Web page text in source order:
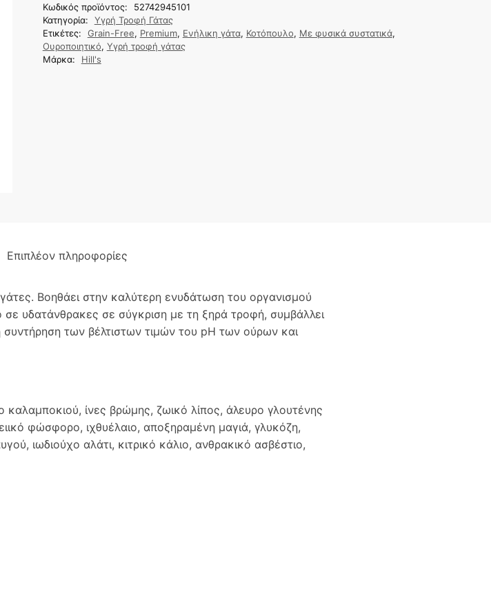
Κωδικός προϊόντος:
52742945101
Κατηγορία:
Υγρή Τροφή Γάτας
Ετικέτες:
Grain-Free, Premium, Ενήλικη γάτα, Κοτόπουλο, Με φυσικά συστατικά,
Ουροποιητικό, Υγρή τροφή γάτας
Μάρκα:
Hill's
Επιπλέον πληροφορίες
Βοηθάει στην καλύτερη ενυδάτωση του οργανισμού
υδατάνθρακες σε σύγκριση με τη ξηρά τροφή, συμβάλλει
των βέλτιστων τιμών του pH των ούρων και
καλαμποκιού, ίνες βρώμης, ζωικό λίπος, άλευρο γλουτένης
φώσφορο, ιχθυέλαιο, αποξηραμένη μαγιά, γλυκόζη,
ιωδιούχο αλάτι, κιτρικό κάλιο, ανθρακικό ασβέστιο,